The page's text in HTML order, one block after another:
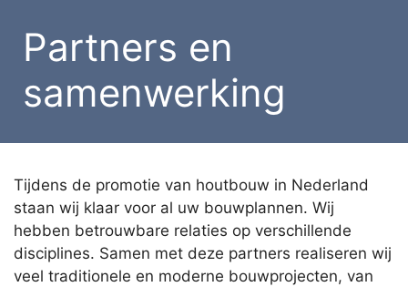
Partners en
samenwerking
Tijdens de promotie van houtbouw in Nederland
staan wij klaar voor al uw bouwplannen. Wij
hebben betrouwbare relaties op verschillende
disciplines. Samen met deze partners realiseren wij
veel traditionele en moderne bouwprojecten, van